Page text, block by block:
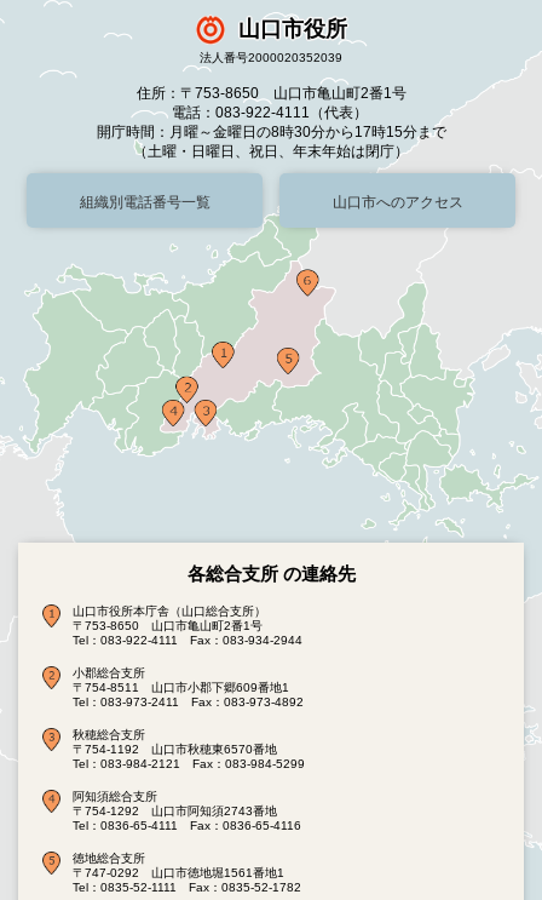
山口市役所
法人番号2000020352039
住所：〒753-8650 山口市亀山町2番1号
電話：083-922-4111（代表）
開庁時間：月曜～金曜日の8時30分から17時15分まで
（土曜・日曜日、祝日、年末年始は閉庁）
組織別電話番号一覧 山口市へのアクセス
各総合支所 の連絡先
山口市役所本庁舎（山口総合支所）
〒753-8650 山口市亀山町2番1号
Tel：083-922-4111
Fax：083-934-2944
小郡総合支所
〒754-8511 山口市小郡下郷609番地1
Tel：083-973-2411
Fax：083-973-4892
秋穂総合支所
〒754-1192 山口市秋穂東6570番地
Tel：083-984-2121
Fax：083-984-5299
阿知須総合支所
〒754-1292 山口市阿知須2743番地
Tel：0836-65-4111
Fax：0836-65-4116
徳地総合支所
〒747-0292 山口市徳地堀1561番地1
Tel：0835-52-1111
Fax：0835-52-1782